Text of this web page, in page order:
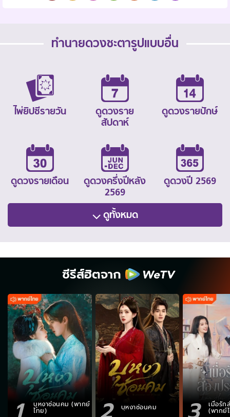
ทำนายดวงชะตารูปแบบอื่น
ไพ่ยิปซีรายวัน
ดูดวงราย
สัปดาห์
ดูดวงรายปักษ์
ดูดวงรายเดือน
ดูดวงครึ่งปีหลัง
2569
ดูดวงปี 2569
ดูทั้งหมด
ซีรีส์ฮิตจาก
บุหงาซ่อนคม (พากย์
ไทย) บุหงาซ่อนคม เมื่อรัก
(พากย์